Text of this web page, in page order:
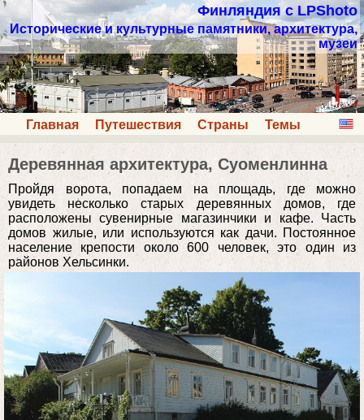
Финляндия с LPShoto
Исторические и культурные памятники, архитектура,
музеи
Главная Путешествия Страны Темы
Деревянная архитектура, Суоменлинна
Пройдя ворота, попадаем на площадь, где можно
увидеть несколько старых деревянных домов, где
расположены сувенирные магазинчики и кафе. Часть
домов жилые, или используются как дачи. Постоянное
население крепости около 600 человек, это один из
районов Хельсинки.